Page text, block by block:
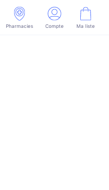
Pharmacies Compte Ma liste